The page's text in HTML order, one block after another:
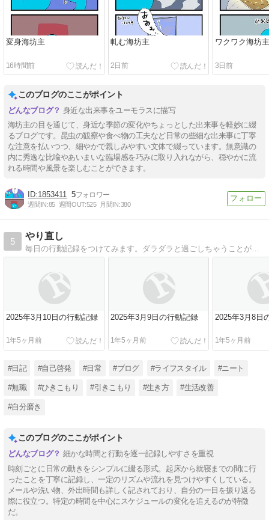
変身海坊主
16時間前
軋む海坊主
2日前
ワクワク海坊
3日前
このブログのここがポイント
身近な出来事をユーモラスに描写
海坊主の目を通じて、身近な季節の変化やちょっとした出来事を軽妙に綴
るブログです。昆虫の観察や食べ物の工夫など日常の些細な出来事に丁寧
な注意を払いつつ、細やかで親しみやすい文体で綴っています。無意識の
内に秀逸な比喩やあいまいな臨場感を巧みに取り入れながら、穏やかに流
れる時間や風景を楽しむことができます。
1853411 5
週間IN:85 週間OUT:525 月間IN:380
5
やり直し
毎日の行動記録をつけてみます。ダラダラと過ごしちゃうことが減るといいのですが。
2025年3月10日の行動記録
1年5ヶ月前
2025年3月9日の行動記録
1年5ヶ月前
2025年3月8日
1年5ヶ月前
#日記 #自己啓発 #日常 #ブログ #ライフスタイル #ニート
#無職 #ひきこもり #引きこもり #生き方 #生活改善
#自分磨き
このブログのここがポイント
細かな時間と行動を逐一記録しやすさを重視
時刻ごとに日常の動きをシンプルに綴る形式。起床から就寝までの間に行
ったことを丁寧に記録し、一定のリズムや流れを見つけやすくしている。
メールや洗い物、外出時間も詳しく記されており、自分の一日を振り返る
際に役立つ。特定の時間を中心にスケジュールの変化を追えるのが特徴
だ。